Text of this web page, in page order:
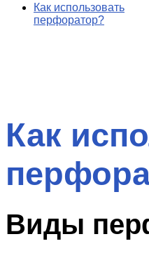
Как использовать
перфоратор?
Как
Виды